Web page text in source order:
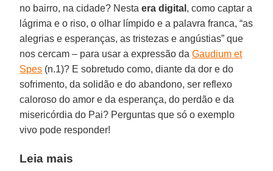
no bairro, na cidade? Nestaera digital , como captar a
lágrima e o riso, o olhar límpido e a palavra franca, “as
alegrias e esperanças, as tristezas e angústias” que
nos cercam – para usar a expressão daGaudium et
Spes (n.1)? E sobretudo como, diante da dor e do
sofrimento, da solidão e do abandono, ser reflexo
caloroso do amor e da esperança, do perdão e da
misericórdia do Pai? Perguntas que só o exemplo
vivo pode responder!
Leia mais